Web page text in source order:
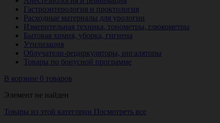
Гастроэнтерология и проктология
Расходные материалы для урологии
Измерительная техника, тонометры, глюкометры
Бытовая химия, уборка, гигиена
Утилизация
Облучатели-рециркуляторы, ингаляторы
Товары по бонусной программе
В корзине 0 товаров
Элемент не найден
Товары из этой категории Посмотреть все